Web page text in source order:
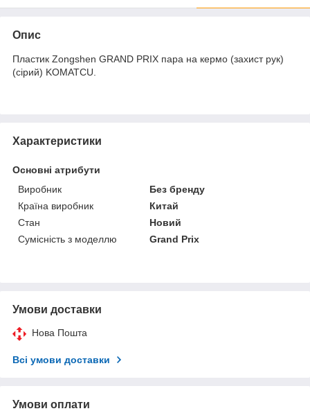
Опис
Пластик Zongshen GRAND PRIX пара на кермо (захист рук)
(сірий) KOMATCU.
Характеристики
Основні атрибути
Виробник
Без бренду
Країна виробник
Китай
Стан
Новий
Сумісність з моделлю
Grand Prix
Умови доставки
Нова Пошта
Всі умови доставки
Умови оплати